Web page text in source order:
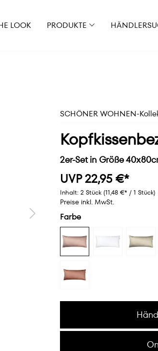
LOOK PRODUKTE
SCHÖNER WOHNEN-
2er-Set in Größe
UVP 22,95 €*
Inhalt: 2 Stück (11,48 €* / 1 Stück)
Preise inkl. MwSt.
Farbe